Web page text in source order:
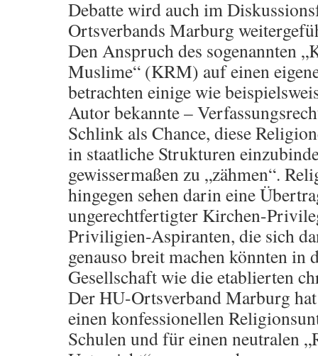
Debatte wird auch im
Ortsverbands Marburg
Den Anspruch des sogenannten
Muslime“ (KRM) auf einen
betrachten einige wie
Autor bekannte –
Schlink als Chance, diese
in staatliche Strukturen
gewissermaßen zu „zähmen“.
hingegen sehen darin eine
ungerechtfertigter Kirchen-
Priviligien-Aspiranten, die sich
genauso breit machen könnten in
Gesellschaft wie die etablierten
Der HU-Ortsverband Marburg hat
einen konfessionellen
Schulen und für einen neutralen